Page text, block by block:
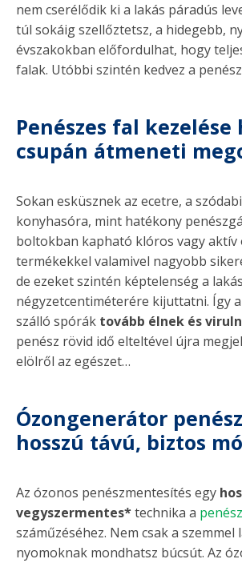
nem cserélődik ki a lakás páradús
túl sokáig szellőztetsz, a hidegebb,
évszakokban előfordulhat, hogy
falak. Utóbbi szintén kedvez a
Penészes fal kezelése
csupán átmeneti
Sokan esküsznek az ecetre, a
konyhasóra, mint hatékony
boltokban kapható klóros vagy aktív
termékekkel valamivel nagyobb
de ezeket szintén képtelenség a
négyzetcentiméterére kijuttatni. Így
szálló spórák tovább élnek és
penész rövid idő elteltével újra
elölről az egészet…
Ózongenerátor
hosszú távú, biztos
Az ózonos penészmentesítés egy
vegyszermentes*technika a
száműzéséhez. Nem csak a szemmel
nyomoknak mondhatsz búcsút. Az